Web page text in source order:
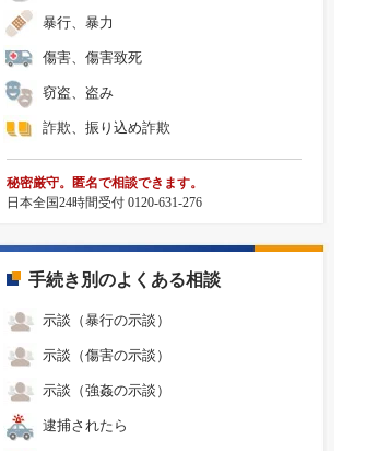
暴行、暴力
傷害、傷害致死
窃盗、盗み
詐欺、振り込め詐欺
秘密厳守。匿名で相談できます。
日本全国24時間受付 0120-631-276
手続き別のよくある相談
示談（暴行の示談）
示談（傷害の示談）
示談（強姦の示談）
逮捕されたら